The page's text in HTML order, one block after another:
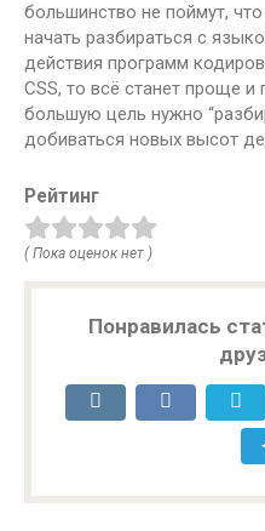
большинство не поймут,
начать разбираться с
действия программ
CSS, то всё станет проще
большую цель нужно
добиваться новых высот
Рейтинг
( Пока оценок нет )
Понравилась